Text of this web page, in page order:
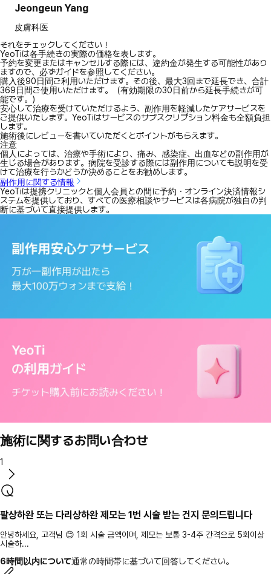
Jeongeun Yang
皮膚科医
それをチェックしてください！
YeoTiは各手続きの実際の価格を表します。
予約を変更またはキャンセルする際には、違約金が発生する可能性があり
ますので、必ずガイドを参照してください。
購入後90日間ご利用いただけます。その後、最大3回まで延長でき、合計
369日間ご使用いただけます。（有効期限の30日前から延長手続きが可
能です。）
安心して治療を受けていただけるよう、副作用を軽減したケアサービスを
ご提供いたします。YeoTiはサービスのサブスクリプション料金も全額負担
します。
施術後にレビューを書いていただくとポイントがもらえます。
注意
個人によっては、治療や手術により、痛み、感染症、出血などの副作用が
生じる場合があります。病院を受診する際には副作用についても説明を受
けて治療を行うかどうか決めることをお勧めします。
副作用に関する情報
YeoTiは提携クリニックと個人会員との間に予約・オンライン決済情報シ
ステムを提供しており、すべての医療相談やサービスは各病院が独自の判
断に基づいて直接提供します。
施術に関するお問い合わせ
1
팔상하완 또는 다리상하완 제모는 1번 시술 받는 건지 문의드립니다
안녕하세요, 고객님 😊 1회 시술 금액이며, 제모는 보통 3-4주 간격으로 5회이상
시술하...
6時間以内について通常の時間帯に基づいて回答してください。